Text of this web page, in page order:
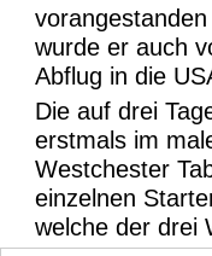
wurde er auch
Abflug in die
Die auf drei
erstmals im
Westchester
einzelnen
welche der drei